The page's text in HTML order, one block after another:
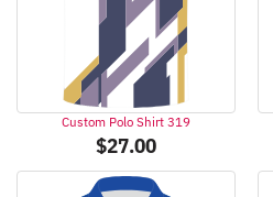
Custom Polo Shirt 319
$27.00